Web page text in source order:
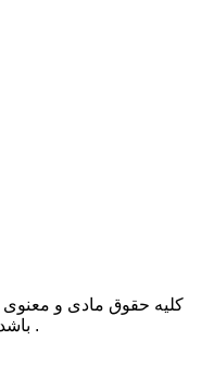
کلیه حقوق مادی و
.